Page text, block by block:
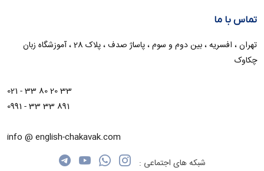
تماس با ما
تهران ، افسریه ، بین دوم و سوم ، پاساژ صدف ، پلاک 28 ، آموزشگاه زبان
چکاوک
021 - 33 80 20 33
0991 - 33 33 891
info @ english-chakavak.com
شبکه های اجتماعی :